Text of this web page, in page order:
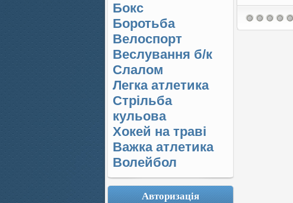
Бокс
Боротьба
Велоспорт
Веслування б/к
Cлалом
Легка атлетика
Стрільба
кульова
Хокей на траві
Важка атлетика
Волейбол
Авторизація